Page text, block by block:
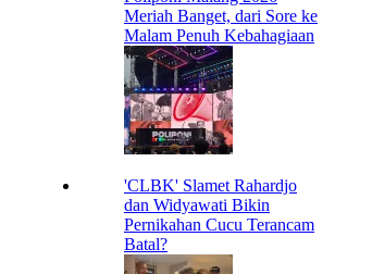
Meriah Banget, dari Sore ke
Malam Penuh Kebahagiaan
'CLBK' Slamet Rahardjo
dan Widyawati Bikin
Pernikahan Cucu Terancam
Batal?